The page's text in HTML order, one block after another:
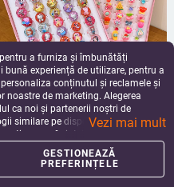
Inele noi pentru copii, pachet de 50,
inele reglabile cu desene animate
Cyber Celebrity pentru fete, set
cadou, 61 de cadouri de Ziua
Copilului
70.61 - 97.31 Lei
add_shopping_cart
a furniza și îmbunătăți
experiență de utilizare, pentru a
conținutul și reclamele și
de marketing. Alegerea
ca noi și partenerii noștri de
similare pe dispozitivul dvs. în
preferințele în orice moment
Pentru mai multe informații, vă
.
Vezi mai mult
GESTIONEAZĂ
PREFERINȚELE